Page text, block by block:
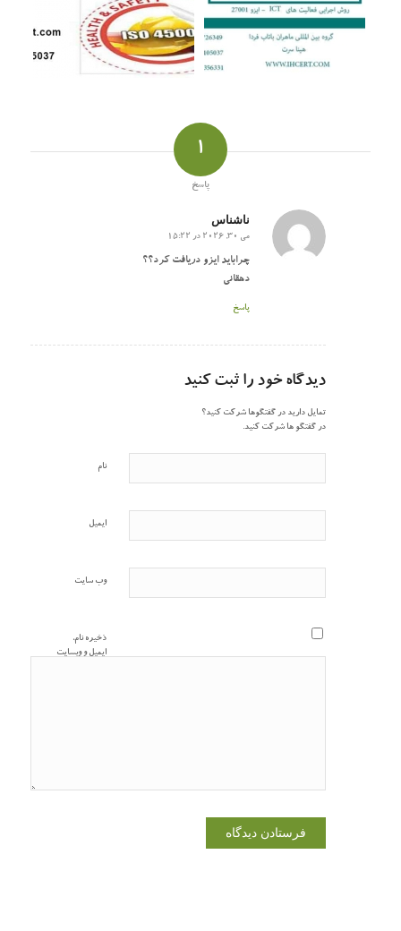
1
پاسخ
ناشناس
گفته:می 30, 2026 در 15:22
چراباید ایزو دریافت کرد؟؟
دهقانی
پاسخ
دیدگاه خود را ثبت کنید
تمایل دارید در گفتگوها شرکت کنید؟
در گفتگو ها شرکت کنید.
نام
ایمیل
وب‌ سایت
ذخیره نام،
ایمیل و وبسایت